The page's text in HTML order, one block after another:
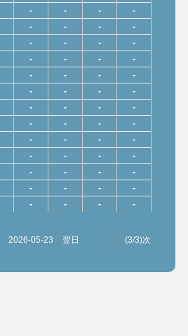
- - - -
- - - -
- - - -
- - - -
- - - -
- - - -
- - - -
- - - -
- - - -
- - - -
- - - -
- - - -
- - - -
2026-05-23 翌日 (3/3)次